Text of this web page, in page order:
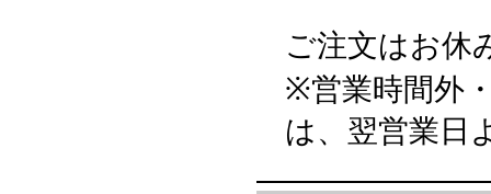
ご注文はお休
※営業時間外
は、翌営業日